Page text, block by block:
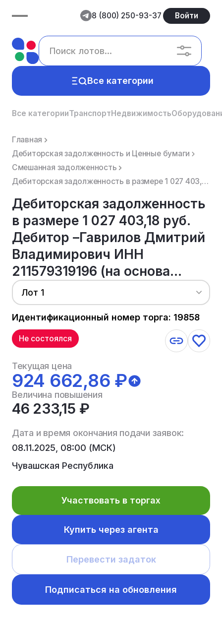
8 (800) 250-93-37 Войти
Все категории
Все категорииТранспортНедвижимость
Главная
Дебиторская задолженность и Ценные бумаги
Смешанная задолженность
Дебиторская задолженность в размере 1 027 403,18 руб. Дебитор –Гаврилов Дмитрий Владимирович ИНН 211...
Дебиторская задолженность
в размере 1 027 403,18 руб.
Дебитор –Гаврилов Дмитрий
Владимирович ИНН
211579319196 (на основа...
Лот 1
Идентификационный номер торга: 19858
Не состоялся
Текущая цена
924 662,86 ₽
Величина повышения
46 233,15 ₽
Дата и время окончания подачи заявок:
08.11.2025, 08:00 (МСК)
Чувашская Республика
Участвовать в торгах
Купить через агента
Перевести задаток
Подписаться на обновления